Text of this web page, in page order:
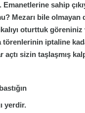
Emanetlerine sahip
Mezarı bile
oturttuk
törenlerinin iptaline
açtı sizin taşlaşmış
yerdir.